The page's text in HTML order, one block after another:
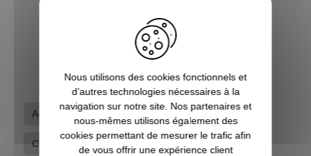
3,50 €
Accessoires pour appelants Appeaux appelants
Chasse du pigeon
Nous utilisons des cookies fonctionnels et
d’autres technologies nécessaires à la
navigation sur notre site. Nos partenaires et
nous-mêmes utilisons également des
cookies permettant de mesurer le trafic afin
de vous offrir une expérience client